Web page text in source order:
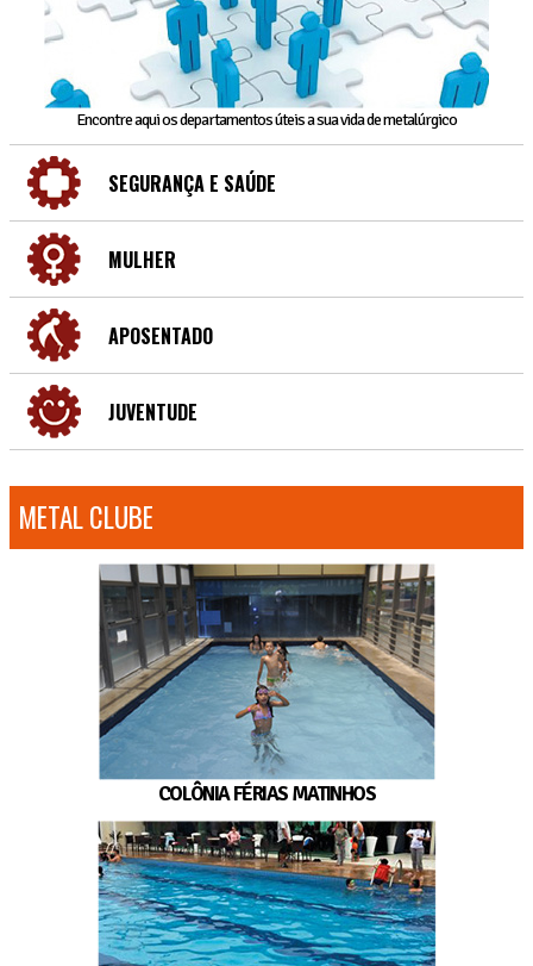
Encontre aqui os departamentos úteis a sua vida de metalúrgico
SEGURANÇA E SAÚDE
MULHER
APOSENTADO
JUVENTUDE
METAL CLUBE
COLÔNIA FÉRIAS MATINHOS